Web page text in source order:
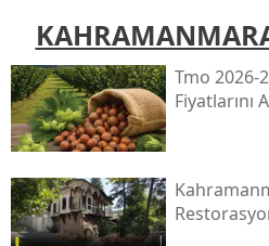
Tmo 2026-
Fiyatlarını